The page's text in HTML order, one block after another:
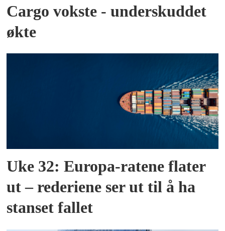
Cargo vokste - underskuddet
økte
Uke 32: Europa-ratene flater
ut – rederiene ser ut til å ha
stanset fallet